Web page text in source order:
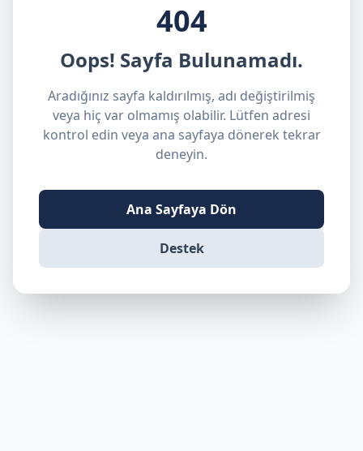
404
Oops! Sayfa Bulunamadı.
Aradığınız sayfa kaldırılmış, adı değiştirilmiş
veya hiç var olmamış olabilir. Lütfen adresi
kontrol edin veya ana sayfaya dönerek tekrar
deneyin.
Ana Sayfaya Dön
Destek